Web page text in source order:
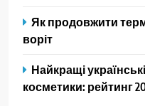
Як продовжити
воріт
Найкращі
косметики: рейтинг